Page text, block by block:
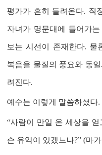
평가가 흔히 들려온다. 직
자녀가 명문대에 들어가
보는 시선이 존재한다. 물
복음을 물질의 풍요와 동
려진다.
예수는 이렇게 말씀하셨다.
“사람이 만일 온 세상을
슨 유익이 있겠느나?” (마